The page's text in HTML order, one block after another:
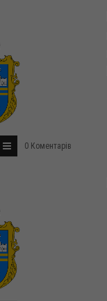
0 Коментарів